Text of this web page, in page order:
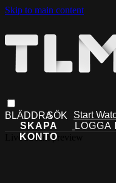
Skip to main content
Start
Live stream preview